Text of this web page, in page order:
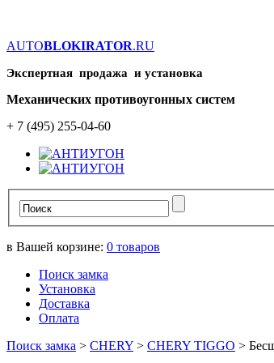
AUTOBLOKIRATOR.RU
Экспертная продажа и установка
Механических противоугонных систем
+ 7 (495) 255-04-60
в Вашей корзине: 0 товаров
Поиск замка
Установка
Доставка
Оплата
Поиск замка > CHERY > CHERY TIGGO >